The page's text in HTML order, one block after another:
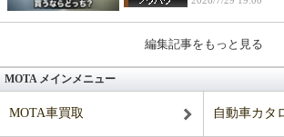
編集記事をもっと見る
MOTA メインメニュー
MOTA車買取 自動車カタ